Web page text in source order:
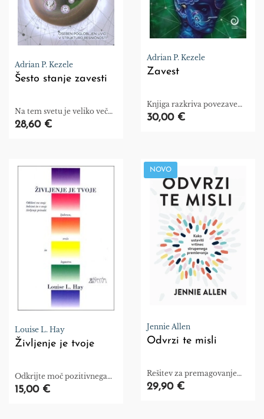
Adrian P. Kezele
Šesto stanje zavesti
Na tem svetu je veliko več
od tega, kolikor vidijo oči
28,60 €
Adrian P. Kezele
Zavest
Knjiga razkriva povezave
med zavestjo in našo
30,00 €
Louise L. Hay
Življenje je tvoje
Odkrijte moč pozitivnega
razmišljanja
15,00 €
NOVO
Jennie Allen
Odvrzi te misli
Rešitev za premagovanje
tesnobe, ki izhaja iz
29,90 €